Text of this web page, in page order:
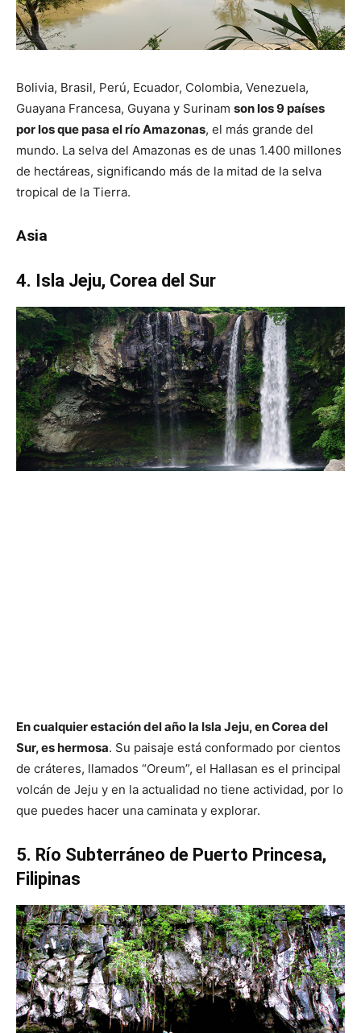
Bolivia, Brasil, Perú, Ecuador, Colombia, Venezuela,
Guayana Francesa, Guyana y Surinam son los 9 países
por los que pasa el río Amazonas, el más grande del
mundo. La selva del Amazonas es de unas 1.400 millones
de hectáreas, significando más de la mitad de la selva
tropical de la Tierra.
Asia
4. Isla Jeju, Corea del Sur
En cualquier estación del año la Isla Jeju, en Corea del
Sur, es hermosa. Su paisaje está conformado por cientos
de cráteres, llamados “Oreum”, el Hallasan es el principal
volcán de Jeju y en la actualidad no tiene actividad, por lo
que puedes hacer una caminata y explorar.
5. Río Subterráneo de Puerto Princesa,
Filipinas